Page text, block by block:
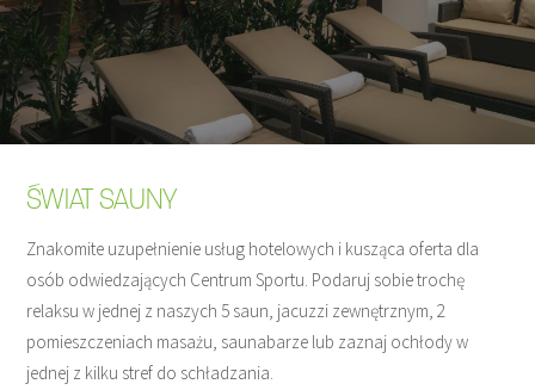
ŚWIAT SAUNY
Znakomite uzupełnienie usług hotelowych i kusząca oferta dla
osób odwiedzających Centrum Sportu. Podaruj sobie trochę
relaksu w jednej z naszych 5 saun, jacuzzi zewnętrznym, 2
pomieszczeniach masażu, saunabarze lub zaznaj ochłody w
jednej z kilku stref do schładzania.